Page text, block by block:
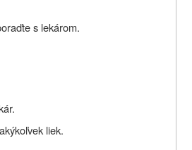
s lekárom.
liek.